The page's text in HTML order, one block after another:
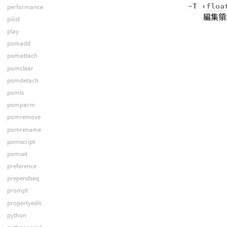
-T ‹
編集
performance
pilist
play
pomadd
pomattach
pomclear
pomdetach
pomls
pomparm
pomremove
pomrename
pomscript
pomset
preference
prependseq
prompt
propertyedit
python